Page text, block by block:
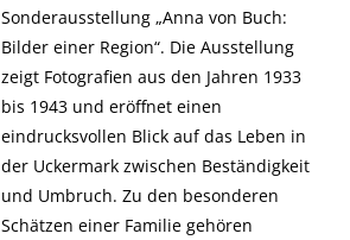
Sonderausstellung „Anna von Buch:
Bilder einer Region“. Die Ausstellung
zeigt Fotografien aus den Jahren 1933
bis 1943 und eröffnet einen
eindrucksvollen Blick auf das Leben in
der Uckermark zwischen Beständigkeit
und Umbruch. Zu den besonderen
Schätzen einer Familie gehören